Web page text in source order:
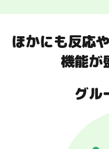
ステッ
ほかにも反応
機能が
グル